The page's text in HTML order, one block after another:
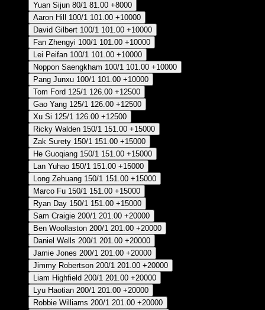
Yuan Sijun 80/1 81.00 +8000
Aaron Hill
100/1 101.00 +10000
David Gilbert 100/1 101.00 +10000
Fan Zhengyi 100/1 101.00 +10000
Lei Peifan 100/1 101.00 +10000
Noppon Saengkham 100/1 101.00 +10000
Pang Junxu 100/1 101.00 +10000
Tom Ford 125/1 126.00 +12500
Gao Yang 125/1 126.00 +12500
Xu Si 125/1 126.00 +12500
Ricky Walden 150/1 151.00 +15000
Zak Surety 150/1 151.00 +15000
He Guoqiang 150/1 151.00 +15000
Lan Yuhao 150/1 151.00 +15000
Long Zehuang 150/1 151.00 +15000
Marco Fu 150/1 151.00 +15000
Ryan Day 150/1 151.00 +15000
Sam Craigie 200/1 201.00 +20000
Ben Woollaston 200/1 201.00 +20000
Daniel Wells 200/1 201.00 +20000
Jamie Jones 200/1 201.00 +20000
Jimmy Robertson 200/1 201.00 +20000
Liam Highfield 200/1 201.00 +20000
Lyu Haotian 200/1 201.00 +20000
Robbie Williams 200/1 201.00 +20000